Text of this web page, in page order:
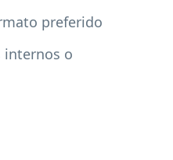
preferido
internos o